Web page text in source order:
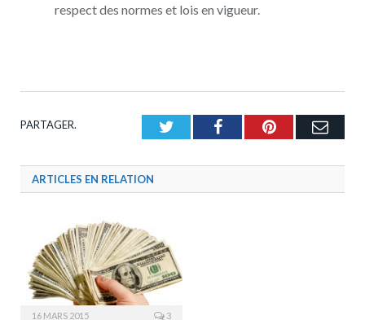
respect des normes et lois en vigueur.
PARTAGER. TwitterFacebookPinterest
ARTICLES EN RELATION
16 MARS 2015 3